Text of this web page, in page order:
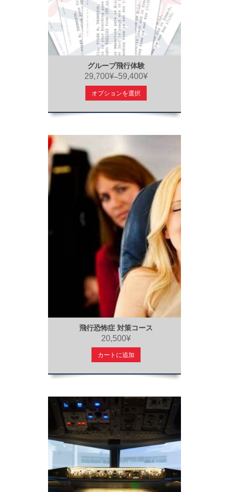
グループ飛行体験
29,700¥–59,400¥
オプションを選択
飛行恐怖症 対策コース
20,500¥
カートに追加